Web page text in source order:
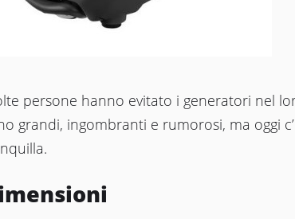
persone hanno evitato i generatori nel
grandi, ingombranti e rumorosi, ma oggi